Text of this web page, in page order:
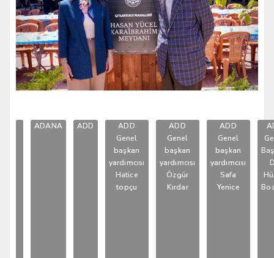
ADANA ADD
ADD
Genel
başkan
yardımcısı
Hatice
topçu
ADD
Genel
başkan
yardımcısı
Özgür
Kırdar
ADD
Genel
başkan
yardımcısı
Safa
Yenice